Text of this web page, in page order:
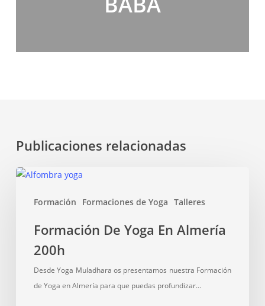
Publicaciones relacionadas
Formación Formaciones de Yoga Talleres
Formación
Almería
200h
Formación De Yoga En Almería
200h
Desde Yoga Muladhara os presentamos nuestra Formación
de Yoga en Almería para que puedas profundizar…